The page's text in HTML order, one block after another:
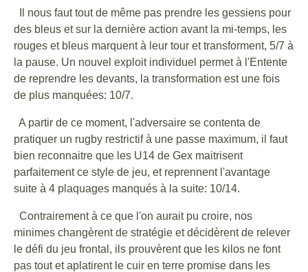
Il nous faut tout de même pas prendre les gessiens pour
des bleus et sur la dernière action avant la mi-temps, les
rouges et bleus marquent à leur tour et transforment, 5/7 à
la pause. Un nouvel exploit individuel permet à l'Entente
de reprendre les devants, la transformation est une fois
de plus manquées: 10/7.
A partir de ce moment, l'adversaire se contenta de
pratiquer un rugby restrictif à une passe maximum, il faut
bien reconnaitre que les U14 de Gex maitrisent
parfaitement ce style de jeu, et reprennent l'avantage
suite à 4 plaquages manqués à la suite: 10/14.
Contrairement à ce que l'on aurait pu croire, nos
minimes changèrent de stratégie et décidèrent de relever
le défi du jeu frontal, ils prouvèrent que les kilos ne font
pas tout et aplatirent le cuir en terre promise dans les